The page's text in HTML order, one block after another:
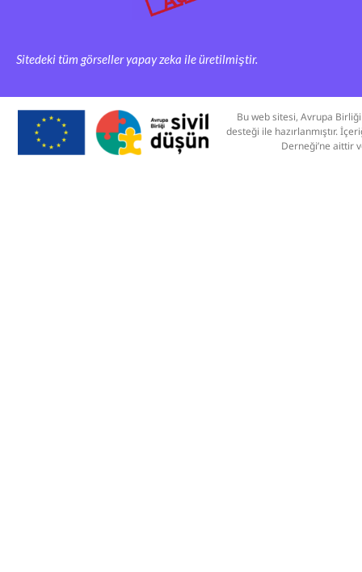
Sitedeki tüm görseller yapay zeka ile üretilmiştir.
Bu web sitesi, Avrupa
desteği ile hazırlanmıştır.
Derneği’ne aittir